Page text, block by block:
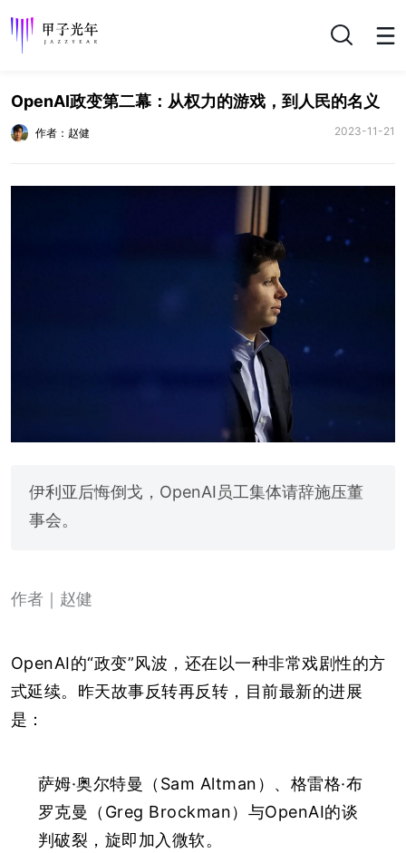
搜索
OpenAI政变第二幕：从权力的游戏，到人民的名义
作者：赵健 2023-11-21
伊利亚后悔倒戈，OpenAI员工集体请辞施压董
事会。
作者｜赵健
OpenAI的“政变”风波，还在以一种非常戏剧性的方
式延续。昨天故事反转再反转，目前最新的进展
是：
萨姆·奥尔特曼（Sam Altman）、格雷格·布
罗克曼（Greg Brockman）与OpenAI的谈
判破裂，旋即加入微软。